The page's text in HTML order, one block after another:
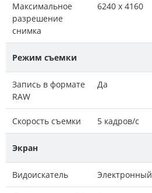
Максимальное
разрешение
снимка
6240 x 4160
Режим съемки
Запись в формате
RAW
Да
Скорость съемки 5 кадров/с
Экран
Видоискатель Электронный